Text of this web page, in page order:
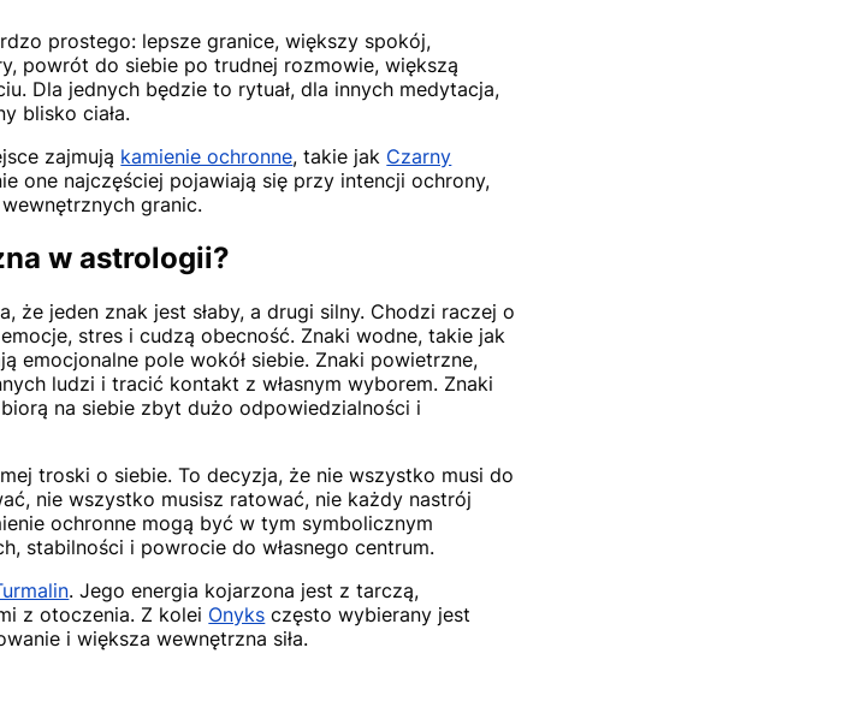
prostego: lepsze granice, większy spokój,
powrót do siebie po trudnej rozmowie, większą
Dla jednych będzie to rytuał, dla innych medytacja,
blisko ciała.
zajmują kamienie ochronne, takie jak Czarny
one najczęściej pojawiają się przy intencji ochrony,
granic.
w astrologii?
że jeden znak jest słaby, a drugi silny. Chodzi raczej o
stres i cudzą obecność. Znaki wodne, takie jak
emocjonalne pole wokół siebie. Znaki powietrzne,
ludzi i tracić kontakt z własnym wyborem. Znaki
na siebie zbyt dużo odpowiedzialności i
troski o siebie. To decyzja, że nie wszystko musi do
nie wszystko musisz ratować, nie każdy nastrój
ochronne mogą być w tym symbolicznym
stabilności i powrocie do własnego centrum.
. Jego energia kojarzona jest z tarczą,
z otoczenia. Z kolei Onyks często wybierany jest
i większa wewnętrzna siła.